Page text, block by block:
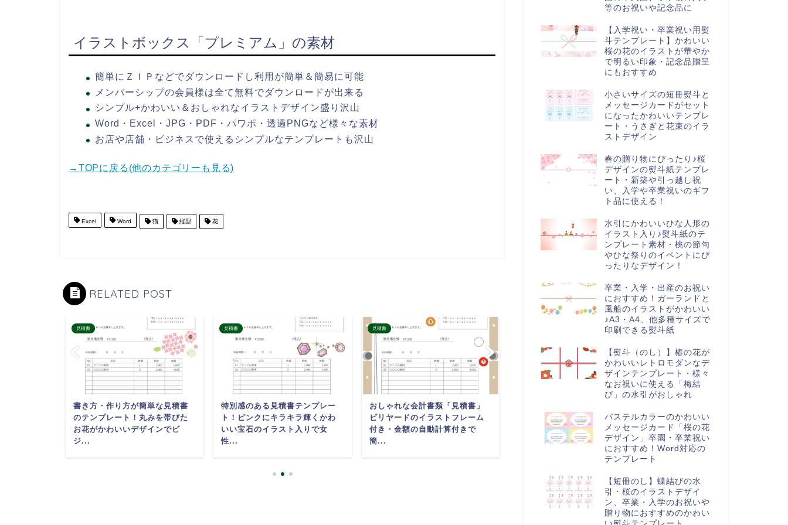
イラストボックス「プレミアム」の素材
簡単にＺＩＰなどでダウンロードし利用が簡単＆簡易に可能
メンバーシップの会員様は全て無料でダウンロードが出来る
シンプル+かわいい＆おしゃれなイラストデザイン盛り沢山
Word・Excel・JPG・PDF・パワポ・透過PNGなど様々な素材
お店や店舗・ビジネスで使えるシンプルなテンプレートも沢山
→TOPに戻る(他のカテゴリーも見る)
Excel Word 猫 縦型 花
RELATED POST
見積書
書き方・作り方が簡単な見積書
のテンプレート！丸みを帯びた
お花がかわいいデザインでビ
ジ...
見積書
特別感のある見積書テンプレー
ト！ピンクにキラキラ輝くかわ
いい宝石のイラスト入りで女
性...
見積書
おしゃれな会計書類「見積書」
ビリヤードのイラストフレーム
付き・金額の自動計算付きで
簡...
のテンプレート！丸みを帯びた
お花がかわいいデザインでビ
見積書
ト！ピンクにキラキラ輝くかわ
いい宝石のイラスト入りで女
性...
等のお祝いや記念品に
【入学祝い・卒業祝い用熨
斗テンプレート】かわいい
桜の花のイラストが華やか
で明るい印象・記念品贈呈
にもおすすめ
小さいサイズの短冊熨斗と
メッセージカードがセット
になったかわいいテンプレ
ート・うさぎと花束のイラ
ストデザイン
春の贈り物にぴったり♪桜
デザインの熨斗紙テンプレ
ート・新築や引っ越し祝
い、入学や卒業祝いのギフ
ト品に使える！
水引にかわいいひな人形の
イラスト入り♪熨斗紙のテ
ンプレート素材・桃の節句
やひな祭りのイベントにぴ
ったりなデザイン！
卒業・入学・出産のお祝い
におすすめ！ガーランドと
風船のイラストがかわいい
♪A3・A4、他多種サイズで
印刷できる熨斗紙
【熨斗（のし）】椿の花が
かわいいレトロモダンなデ
ザインテンプレート・様々
なお祝いに使える「梅結
び」の水引がおしゃれ
パステルカラーのかわいい
メッセージカード「桜の花
デザイン」卒園・卒業祝い
におすすめ！Word対応の
テンプレート
【短冊のし】蝶結びの水
引・桜のイラストデザイ
ン、卒業・入学のお祝いや
贈り物におすすめのかわい